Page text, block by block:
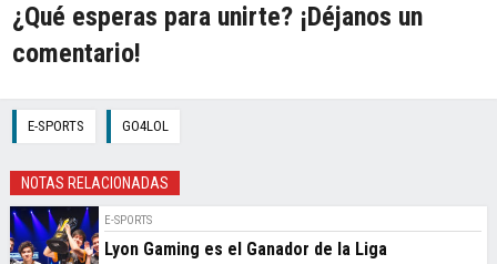
¿Qué esperas para unirte? ¡Déjanos un
comentario!
E-SPORTS GO4LOL
NOTAS RELACIONADAS
E-SPORTS
Lyon Gaming es el Ganador de la Liga